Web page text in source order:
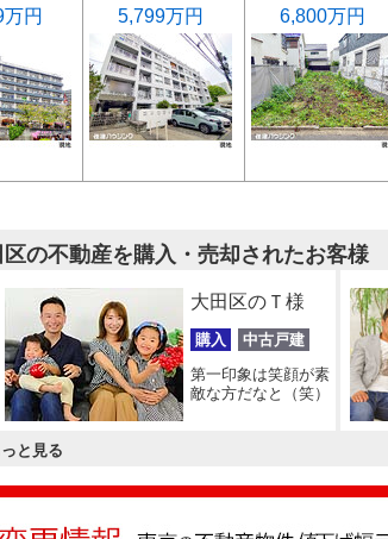
円
5,799万円
6,800万円
区の不動産を購入・売却されたお客様
大田区のＴ様
購入
中古戸建
第一印象は笑顔が素
敵な方だなと（笑）
と見る